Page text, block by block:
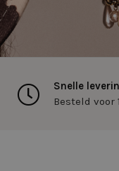
Snelle
Besteld voor
CFID en helpt
te
specifiek voor
om de klant
te houden op